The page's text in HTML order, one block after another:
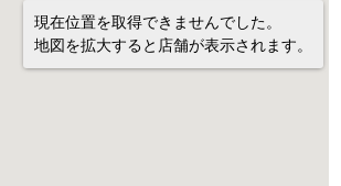
現在位置を取得できませんでした。
地図を拡大すると店舗が表示されます。